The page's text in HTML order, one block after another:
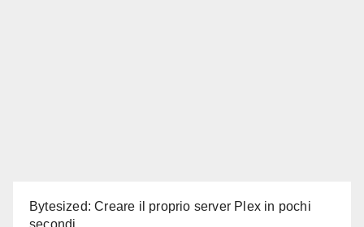
Bytesized: Creare il proprio server Plex in pochi
secondi